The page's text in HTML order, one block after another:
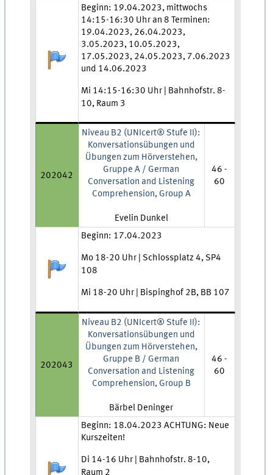
Anmeldestatus:
Zeit und Ort:
Beginn: 19.04.2023, mittwochs
14:15-16:30 Uhr an 8 Terminen:
19.04.2023, 26.04.2023,
3.05.2023, 10.05.2023,
17.05.2023, 24.05.2023, 7.06.2023
und 14.06.2023
Mi 14:15-16:30 Uhr | Bahnhofstr. 8-
10, Raum 3
202042
Niveau B2 (UNIcert® Stufe II):
Konversationsübungen und
Übungen zum Hörverstehen,
Gruppe A / German
Conversation and Listening
Comprehension, Group A
Lehrkraft:
Evelin Dunkel
46 -
60
Anmeldestatus:
Zeit und Ort:
Beginn: 17.04.2023
Mo 18-20 Uhr | Schlossplatz 4, SP4
108
Mi 18-20 Uhr | Bispinghof 2B, BB 107
202043
Niveau B2 (UNIcert® Stufe II):
Konversationsübungen und
Übungen zum Hörverstehen,
Gruppe B / German
Conversation and Listening
Comprehension, Group B
Lehrkraft:
Bärbel Deninger
46 -
60
Anmeldestatus:
Zeit und Ort:
Beginn: 18.04.2023 ACHTUNG: Neue
Kurszeiten!
Di 14-16 Uhr | Bahnhofstr. 8-10,
Raum 2